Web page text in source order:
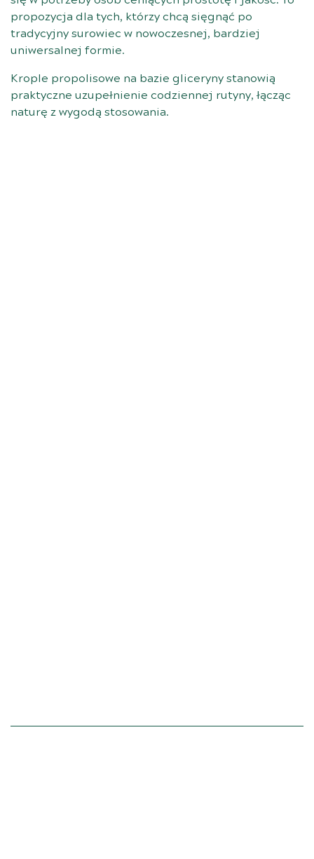
propozycja dla tych, którzy chcą sięgnąć po
tradycyjny surowiec w nowoczesnej, bardziej
uniwersalnej formie.
Krople propolisowe na bazie gliceryny stanowią
praktyczne uzupełnienie codziennej rutyny, łącząc
naturę z wygodą stosowania.